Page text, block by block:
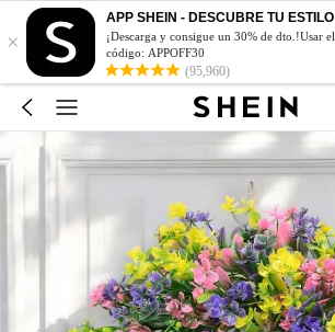
×
APP SHEIN - DESCUBRE TU ESTILO
¡Descarga y consigue un 30% de dto.!Usar el
código: APPOFF30
(95,960)